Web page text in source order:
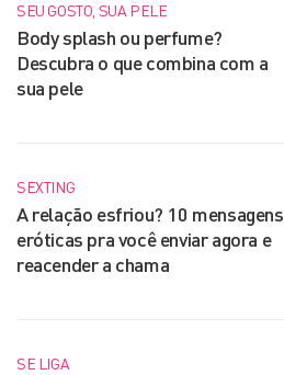
SEU GOSTO, SUA PELE
Body splash ou perfume?
Descubra o que combina com a
sua pele
SEXTING
A relação esfriou? 10 mensagens
eróticas pra você enviar agora e
reacender a chama
SE LIGA